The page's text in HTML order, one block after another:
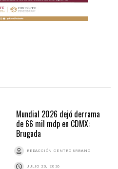
Mundial 2026 dejó derrama
de 66 mil mdp en CDMX:
Brugada
REDACCIÓN CENTRO URBANO
JULIO 20, 2026